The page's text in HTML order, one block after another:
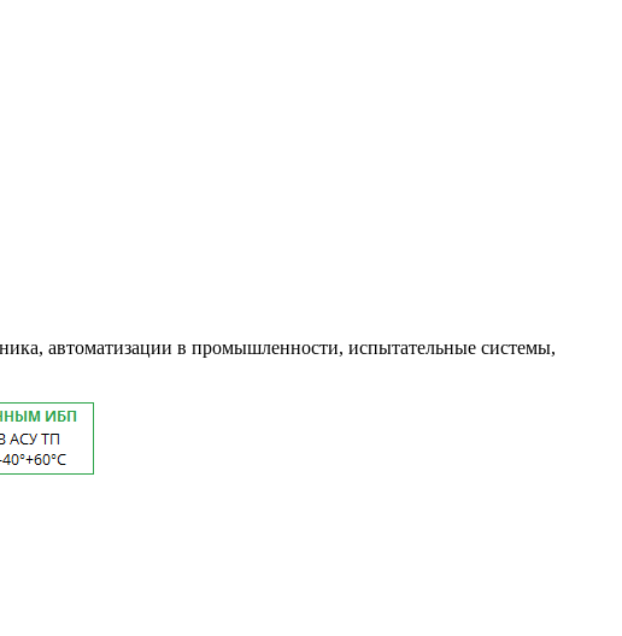
автоматизации в промышленности, испытательные системы,